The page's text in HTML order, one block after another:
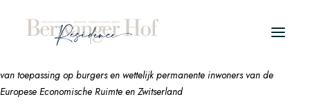
Privacyverklaring (EU)
van toepassing op burgers en wettelijk permanente inwoners van de
Europese Economische Ruimte en Zwitserland